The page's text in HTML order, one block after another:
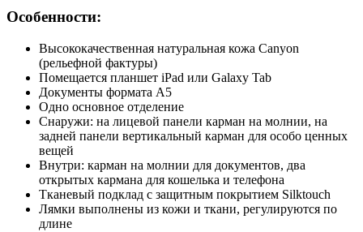
Особенности:
Высококачественная натуральная кожа Canyon
(рельефной фактуры)
Помещается планшет iPad или Galaxy Tab
Документы формата А5
Одно основное отделение
Снаружи: на лицевой панели карман на молнии, на
задней панели вертикальный карман для особо ценных
вещей
Внутри: карман на молнии для документов, два
открытых кармана для кошелька и телефона
Тканевый подклад с защитным покрытием Silktouch
Лямки выполнены из кожи и ткани, регулируются по
длине